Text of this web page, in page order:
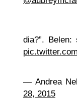
dia?”.
— Andrea
28, 2015